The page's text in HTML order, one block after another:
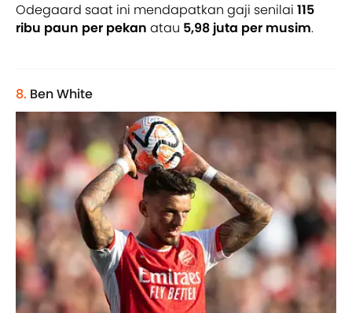
Odegaard saat ini mendapatkan gaji senilai 115
ribu paun per pekan atau 5,98 juta per musim.
8. Ben White